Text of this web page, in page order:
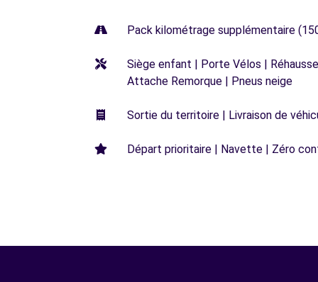
Pack kilométrage supplémentaire
Siège enfant | Porte Vélos |
Attache Remorque | Pneus neige
Sortie du territoire | Livraison de
Départ prioritaire | Navette | Zéro